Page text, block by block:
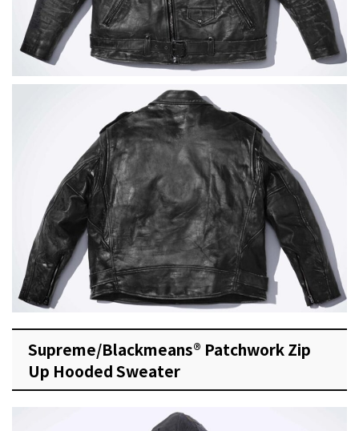
Supreme/Blackmeans® Patchwork Zip
Up Hooded Sweater